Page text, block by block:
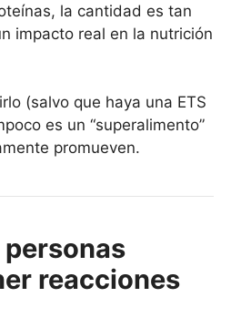
la cantidad es tan
impacto real en la nutrición
(salvo que haya una ETS
es un “superalimento”
promueven.
reacciones